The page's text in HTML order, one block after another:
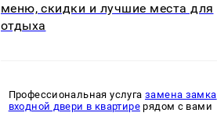
меню, скидки и лучшие места для
отдыха
Профессиональная услуга замена замка
входной двери в квартирерядом с вами